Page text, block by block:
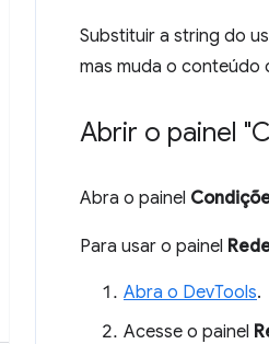
Substituir a string do
mas muda o conteúdo
Abrir o painel
Abra o painel
Para usar o painel
Abra o DevTools.
Acesse o painel